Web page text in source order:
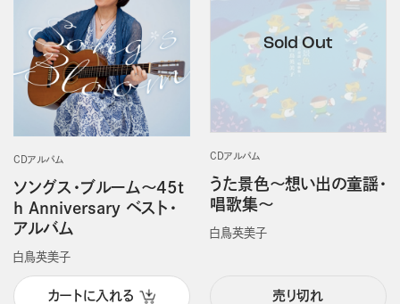
CDアルバム
ソングス・ブルーム～45t
h Anniversary ベスト・
アルバム
白鳥英美子
カートに入れる
CDアルバム
うた景色～想い出の童謡・
唱歌集～
白鳥英美子
売り切れ